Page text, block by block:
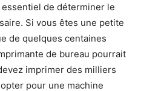
essentiel de déterminer le
Si vous êtes une petite
de quelques centaines
de bureau pourrait
imprimer des milliers
pour une machine